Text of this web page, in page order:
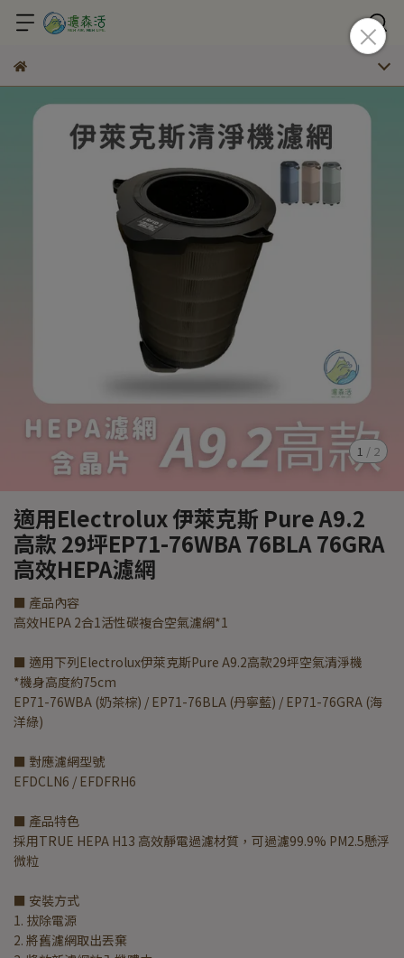
1 / 2
適用Electrolux 伊萊克斯 Pure A9.2
高款 29坪EP71-76WBA 76BLA 76GRA
高效HEPA濾網
■ 產品內容
高效HEPA 2合1活性碳複合空氣濾網*1
■ 適用下列Electrolux伊萊克斯Pure A9.2高款29坪空氣清淨機
*機身高度約75cm
EP71-76WBA (奶茶棕) / EP71-76BLA (丹寧藍) / EP71-76GRA (海
洋綠)
■ 對應濾網型號
EFDCLN6 / EFDFRH6
■ 產品特色
採用TRUE HEPA H13 高效靜電過濾材質，可過濾99.9% PM2.5懸浮
微粒
■ 安裝方式
1. 拔除電源
2. 將舊濾網取出丟棄